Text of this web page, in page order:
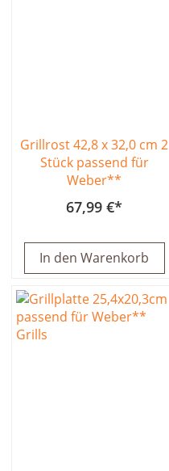
Grillrost 42,8 x 32,0 cm 2
Stück passend für
Weber**
67,99 €
In den Warenkorb